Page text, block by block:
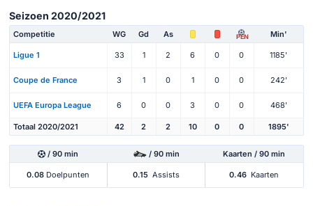
Seizoen 2020/2021
Competitie WG Gd As PEN Min'
Ligue 1 33 1 2 6 0 0 1185'
Coupe de France 3 1 0 1 0 0 242'
UEFA Europa League 6 0 0 3 0 0 468'
Totaal 2020/2021 42 2 2 10 0 0 1895'
/ 90 min / 90 min Kaarten / 90 min
0.08 Doelpunten 0.15 Assists 0.46 Kaarten